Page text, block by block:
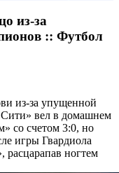
из-за
:: Футбол
из-за упущенной
вел в домашнем
со счетом 3:0, но
игры Гвардиола
расцарапав ногтем